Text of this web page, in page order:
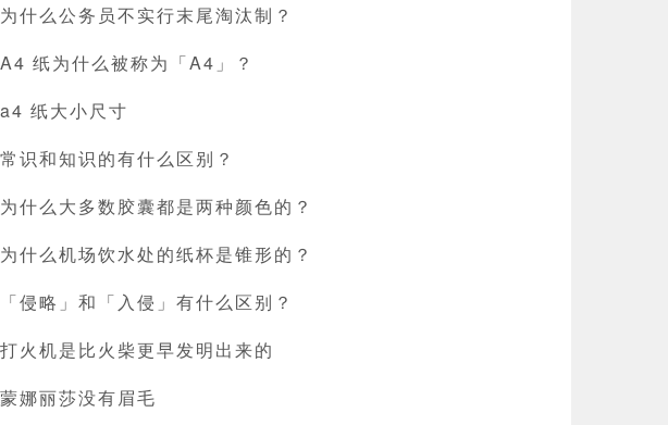
为什么公务员不实行末尾淘汰制？
A4 纸为什么被称为「A4」？
a4 纸大小尺寸
常识和知识的有什么区别？
为什么大多数胶囊都是两种颜色的？
为什么机场饮水处的纸杯是锥形的？
「侵略」和「入侵」有什么区别？
打火机是比火柴更早发明出来的
蒙娜丽莎没有眉毛